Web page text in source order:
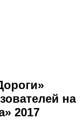
на
2017